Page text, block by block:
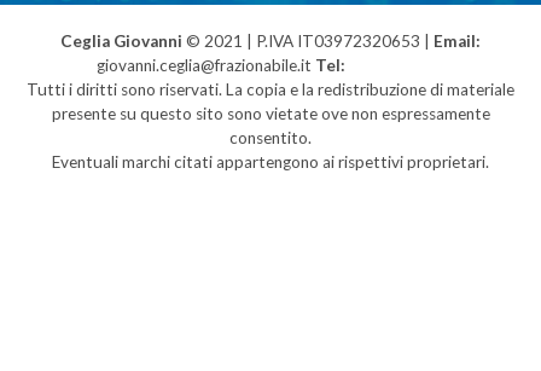
Ceglia Giovanni © 2021 | P.IVA IT03972320653 | Email:
giovanni.ceglia@frazionabile.it Tel:
Tutti i diritti sono riservati. La copia e la redistribuzione di materiale
presente su questo sito sono vietate ove non espressamente
consentito.
Eventuali marchi citati appartengono ai rispettivi proprietari.